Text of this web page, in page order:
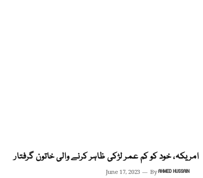
امریکہ، خود کو کم عمر لڑکی ظاہر کرنے والی خاتون گرفتار
June 17, 2023 ByAHMED HUSSAIN